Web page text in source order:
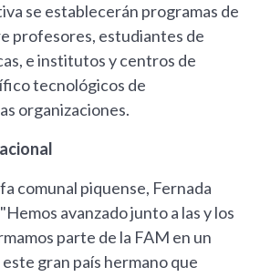
se establecerán programas de
profesores, estudiantes de
e institutos y centros de
tecnológicos de
organizaciones.
comunal piquense, Fernada
avanzado junto a las y los
parte de la FAM en un
gran país hermano que